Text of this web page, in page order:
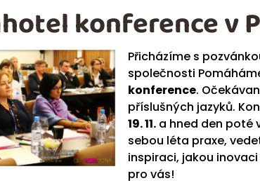
Přicházíme s
společnosti
konference.
příslušných jazyků.
19. 11. a hned den poté
sebou léta praxe,
inspiraci, jakou
pro vás!
konference v